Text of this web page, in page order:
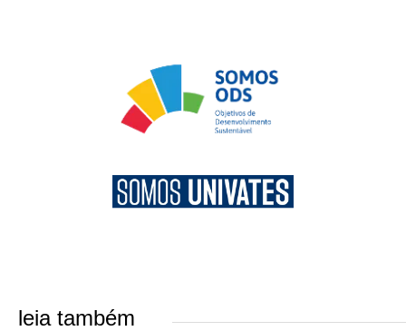
leia também